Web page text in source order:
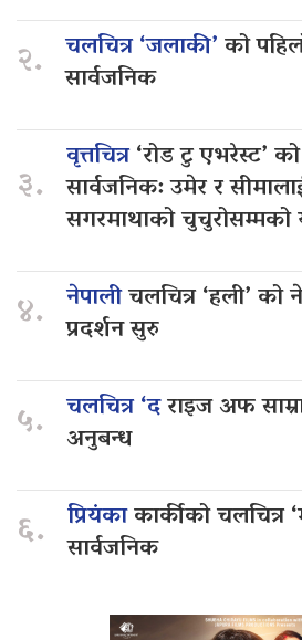
२. चलचित्र ‘जलाकी’को
सार्वजनिक
३.
वृत्तचित्र‘रोड टु एभरेस्ट’
सार्वजनिक: उमेर र
सगरमाथाको चुचुरोसम्मको
४. नेपालीचलचित्र ‘हली’
प्रदर्शन सुरु
५. चलचित्र ‘दराइज अफ
अनुबन्ध
६. प्रियंकाकार्कीको चलचित्र
सार्वजनिक